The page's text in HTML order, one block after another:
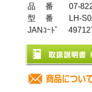
品 番 07-
型 番 LH-
JANｺｰﾄﾞ